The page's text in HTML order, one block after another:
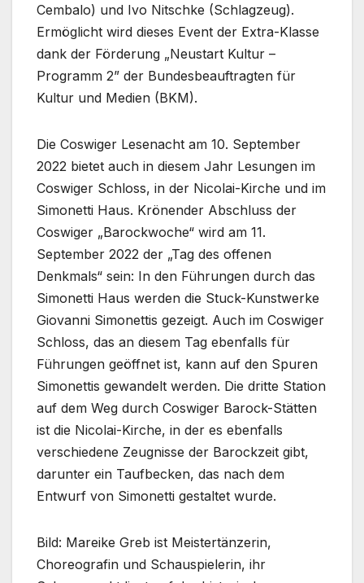
Cembalo) und Ivo Nitschke (Schlagzeug).
Ermöglicht wird dieses Event der Extra-Klasse
dank der Förderung „Neustart Kultur –
Programm 2” der Bundesbeauftragten für
Kultur und Medien (BKM).
Die Coswiger Lesenacht am 10. September
2022 bietet auch in diesem Jahr Lesungen im
Coswiger Schloss, in der Nicolai-Kirche und im
Simonetti Haus. Krönender Abschluss der
Coswiger „Barockwoche“ wird am 11.
September 2022 der „Tag des offenen
Denkmals“ sein: In den Führungen durch das
Simonetti Haus werden die Stuck-Kunstwerke
Giovanni Simonettis gezeigt. Auch im Coswiger
Schloss, das an diesem Tag ebenfalls für
Führungen geöffnet ist, kann auf den Spuren
Simonettis gewandelt werden. Die dritte Station
auf dem Weg durch Coswiger Barock-Stätten
ist die Nicolai-Kirche, in der es ebenfalls
verschiedene Zeugnisse der Barockzeit gibt,
darunter ein Taufbecken, das nach dem
Entwurf von Simonetti gestaltet wurde.
Bild: Mareike Greb ist Meistertänzerin,
Choreografin und Schauspielerin, ihr